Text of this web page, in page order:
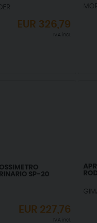
EUR 326,79
IVA incl.
SP-20
EUR 227,76
IVA incl.